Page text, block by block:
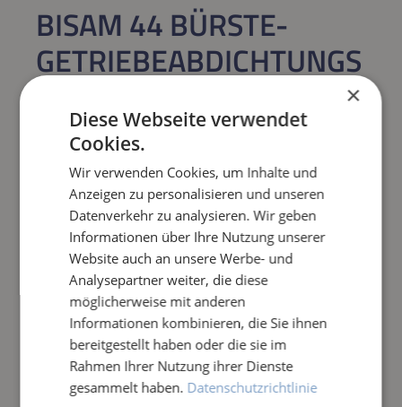
BISAM 44 BÜRSTE-
GETRIEBEABDICHTUNGS
Regulärer Preis:
1,18 €
Preise inkl. MwSt. zzgl. Versandkosten
Sofort verfügbar,Lieferzeit: 1-3 Tage
Produkt Anzahl: Gib den gewünschten
IN DEN WARENKORB
Frage zum Artikel
×
Diese Webseite verwendet
Cookies.
Wir verwenden Cookies, um Inhalte und
Anzeigen zu personalisieren und unseren
Datenverkehr zu analysieren. Wir geben
Informationen über Ihre Nutzung unserer
Website auch an unsere Werbe- und
Analysepartner weiter, die diese
möglicherweise mit anderen
Informationen kombinieren, die Sie ihnen
bereitgestellt haben oder die sie im
Rahmen Ihrer Nutzung ihrer Dienste
gesammelt haben. Datenschutzrichtlinie